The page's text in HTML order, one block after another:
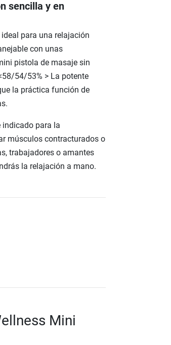
sencilla y en
para una relajación
con unas
pistola de masaje sin
54/53% > La potente
la práctica función de
indicado para la
músculos contracturados o
trabajadores o amantes
la relajación a mano.
Mini